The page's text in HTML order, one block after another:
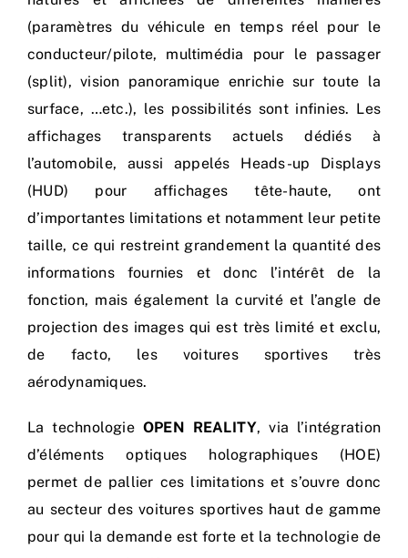
(paramètres du véhicule en temps réel pour le
conducteur/pilote, multimédia pour le passager
(split), vision panoramique enrichie sur toute la
surface, …etc.), les possibilités sont infinies. Les
affichages transparents actuels dédiés à
l’automobile, aussi appelés Heads-up Displays
(HUD) pour affichages tête-haute, ont
d’importantes limitations et notamment leur petite
taille, ce qui restreint grandement la quantité des
informations fournies et donc l’intérêt de la
fonction, mais également la curvité et l’angle de
projection des images qui est très limité et exclu,
de facto, les voitures sportives très
aérodynamiques.
La technologie OPEN REALITY, via l’intégration
d’éléments optiques holographiques (HOE)
permet de pallier ces limitations et s’ouvre donc
au secteur des voitures sportives haut de gamme
pour qui la demande est forte et la technologie de